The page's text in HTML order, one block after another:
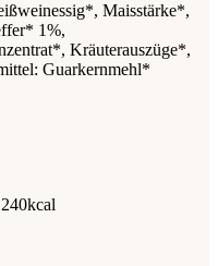
Maisstärke*,
1%,
Kräuterauszüge*,
Guarkernmehl*